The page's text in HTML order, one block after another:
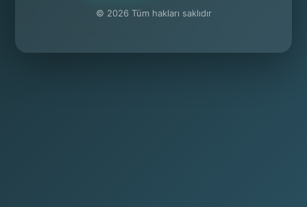
© 2026 Tüm hakları saklıdır